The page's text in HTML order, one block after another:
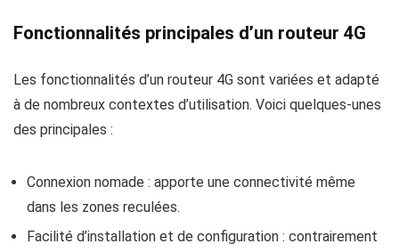
Fonctionnalités principales d’un routeur 4G
Les fonctionnalités d’un routeur 4G sont variées et adapté
à de nombreux contextes d’utilisation. Voici quelques-unes
des principales :
Connexion nomade : apporte une connectivité même
dans les zones reculées.
Facilité d’installation et de configuration : contrairement